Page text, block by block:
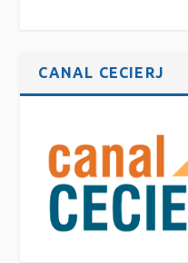
CANAL CECIERJ